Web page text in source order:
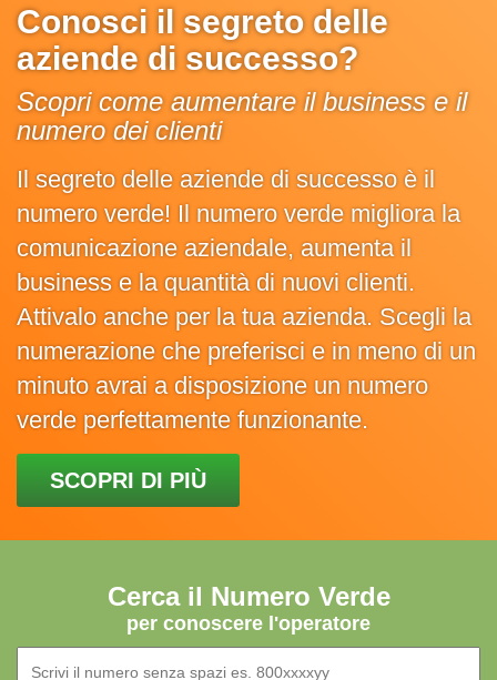
Conosci il segreto delle
aziende di successo?
Scopri come aumentare il business e il
numero dei clienti
Il segreto delle aziende di successo è il
numero verde! Il numero verde migliora la
comunicazione aziendale, aumenta il
business e la quantità di nuovi clienti.
Attivalo anche per la tua azienda. Scegli la
numerazione che preferisci e in meno di un
minuto avrai a disposizione un numero
verde perfettamente funzionante.
SCOPRI DI PIÙ
Cerca il Numero Verde
per conoscere l'operatore